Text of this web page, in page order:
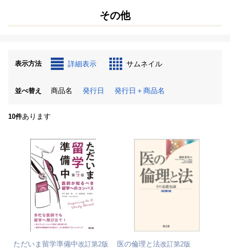
その他
表示方法 詳細表示 サムネイル
並べ替え 商品名 発行日 発行日＋商品名
10件あります
ただいま留学準備中改訂第2版 医の倫理と法改訂第2版